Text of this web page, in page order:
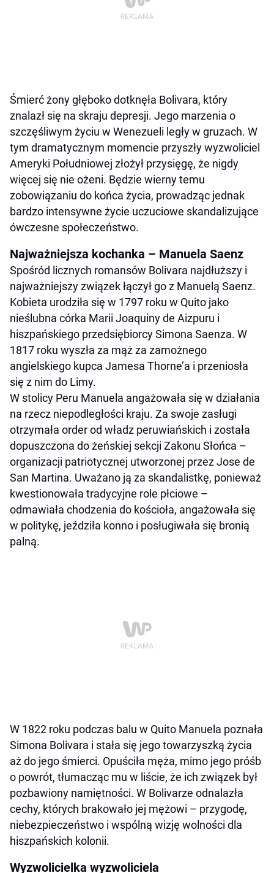
Śmierć żony głęboko dotknęła Bolivara, który
znalazł się na skraju depresji. Jego marzenia o
szczęśliwym życiu w Wenezueli legły w gruzach. W
tym dramatycznym momencie przyszły wyzwoliciel
Ameryki Południowej złożył przysięgę, że nigdy
więcej się nie ożeni. Będzie wierny temu
zobowiązaniu do końca życia, prowadząc jednak
bardzo intensywne życie uczuciowe skandalizujące
ówczesne społeczeństwo.
Najważniejsza kochanka – Manuela Saenz
Spośród licznych romansów Bolivara najdłuższy i
najważniejszy związek łączył go z Manuelą Saenz.
Kobieta urodziła się w 1797 roku w Quito jako
nieślubna córka Marii Joaquiny de Aizpuru i
hiszpańskiego przedsiębiorcy Simona Saenza. W
1817 roku wyszła za mąż za zamożnego
angielskiego kupca Jamesa Thorne’a i przeniosła
się z nim do Limy.
W stolicy Peru Manuela angażowała się w działania
na rzecz niepodległości kraju. Za swoje zasługi
otrzymała order od władz peruwiańskich i została
dopuszczona do żeńskiej sekcji Zakonu Słońca –
organizacji patriotycznej utworzonej przez Jose de
San Martina. Uważano ją za skandalistkę, ponieważ
kwestionowała tradycyjne role płciowe –
odmawiała chodzenia do kościoła, angażowała się
w politykę, jeździła konno i posługiwała się bronią
palną.
W 1822 roku podczas balu w Quito Manuela poznała
Simona Bolivara i stała się jego towarzyszką życia
aż do jego śmierci. Opuściła męża, mimo jego próśb
o powrót, tłumacząc mu w liście, że ich związek był
pozbawiony namiętności. W Bolivarze odnalazła
cechy, których brakowało jej mężowi – przygodę,
niebezpieczeństwo i wspólną wizję wolności dla
hiszpańskich kolonii.
Wyzwolicielka wyzwoliciela